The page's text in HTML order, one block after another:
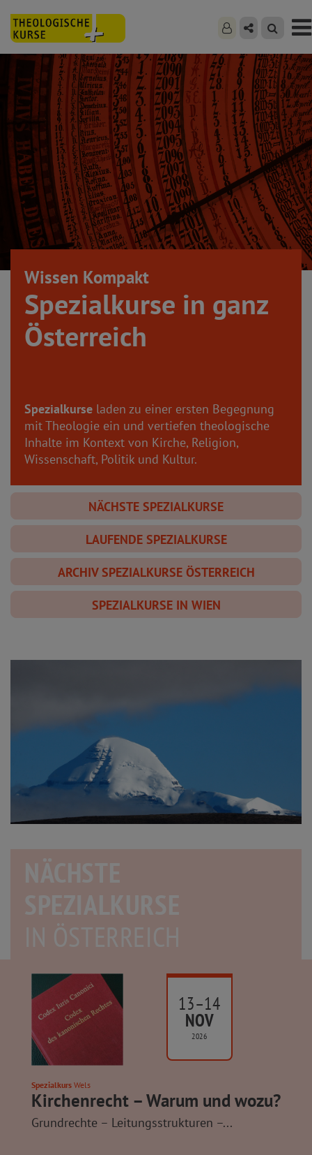
Wissen Kompakt
Spezialkurse in ganz
Österreich
Spezialkurse laden zu einer ersten Begegnung
mit Theologie ein und vertiefen theologische
Inhalte im Kontext von Kirche, Religion,
Wissenschaft, Politik und Kultur.
NÄCHSTE SPEZIALKURSE
LAUFENDE SPEZIALKURSE
ARCHIV SPEZIALKURSE ÖSTERREICH
SPEZIALKURSE IN WIEN
13–14
NOV
2026
Spezialkurs Wels
Kirchenrecht – Warum und wozu?
Grundrechte – Leitungsstrukturen –...